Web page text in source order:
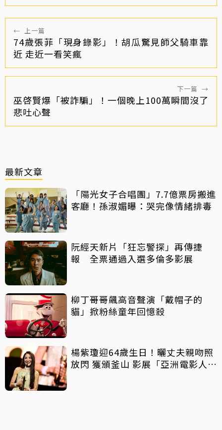
← 上一篇
74歲張菲「現身錄影」！胡瓜驚見師父騎車靠
近 走近一看笑瘋
下一篇 →
巫啓賢爆「被詐騙」！一個晚上100萬瞬間沒了
悲吐心聲
最新文章
「陽光女子合唱團」7.7億票房搬進
客廳！孫淑媚曝：哭完像情緒排毒
阮經天新片「狂忘警探」再傳捷
報 全票通過入選多倫多影展
柳丁哥哥飆高音聲演「戴帽子的
貓」掀粉絲童年回憶殺
楊紫瓊迎64歲生日！曬丈夫親吻照
放閃 獲頒釜山 影展「亞洲電影人